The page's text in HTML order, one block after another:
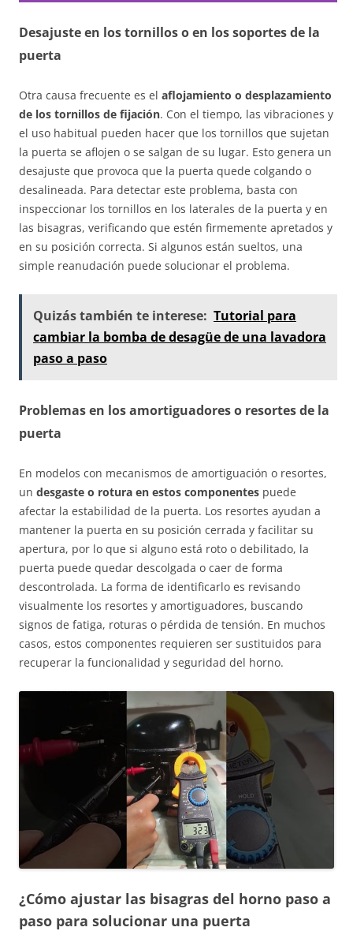
Desajuste en los tornillos o en los soportes de la
puerta
Otra causa frecuente es el aflojamiento o desplazamiento
de los tornillos de fijación. Con el tiempo, las vibraciones y
el uso habitual pueden hacer que los tornillos que sujetan
la puerta se aflojen o se salgan de su lugar. Esto genera un
desajuste que provoca que la puerta quede colgando o
desalineada. Para detectar este problema, basta con
inspeccionar los tornillos en los laterales de la puerta y en
las bisagras, verificando que estén firmemente apretados y
en su posición correcta. Si algunos están sueltos, una
simple reanudación puede solucionar el problema.
Quizás también te interese: Tutorial para
cambiar la bomba de desagüe de una lavadora
paso a paso
Problemas en los amortiguadores o resortes de la
puerta
En modelos con mecanismos de amortiguación o resortes,
un desgaste o rotura en estos componentes puede
afectar la estabilidad de la puerta. Los resortes ayudan a
mantener la puerta en su posición cerrada y facilitar su
apertura, por lo que si alguno está roto o debilitado, la
puerta puede quedar descolgada o caer de forma
descontrolada. La forma de identificarlo es revisando
visualmente los resortes y amortiguadores, buscando
signos de fatiga, roturas o pérdida de tensión. En muchos
casos, estos componentes requieren ser sustituidos para
recuperar la funcionalidad y seguridad del horno.
¿Cómo ajustar las bisagras del horno paso a
paso para solucionar una puerta